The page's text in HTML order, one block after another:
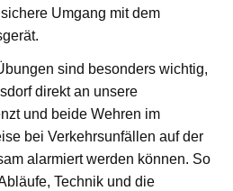
Umgang mit dem
sind besonders wichtig,
direkt an unsere
und beide Wehren im
bei Verkehrsunfällen auf der
alarmiert werden können. So
Technik und die